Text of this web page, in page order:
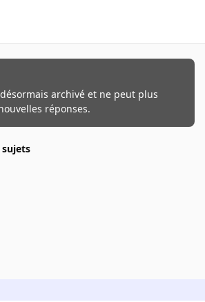
archivé et ne peut plus
réponses.